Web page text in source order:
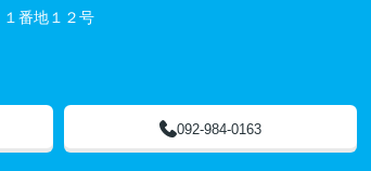
番地１２号
092-984-0163